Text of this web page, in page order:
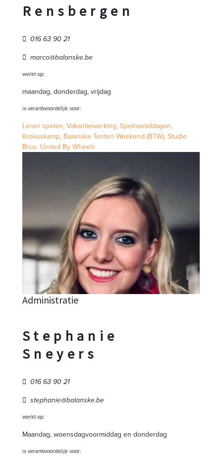
Rensbergen
016 63 90 21
marco@balanske.be
werkt op:
maandag, donderdag, vrijdag
is verantwoordelijk voor:
Leren spelen, Vakantiewerking, Spelnamiddagen,
Krokuskamp, Balanske Tenten Weekend (BTW), Studio
Brus, United By Wheels
Administratie
Stephanie
Sneyers
016 63 90 21
stephanie@balanske.be
werkt op:
Maandag, woensdagvoormiddag en donderdag
is verantwoordelijk voor: